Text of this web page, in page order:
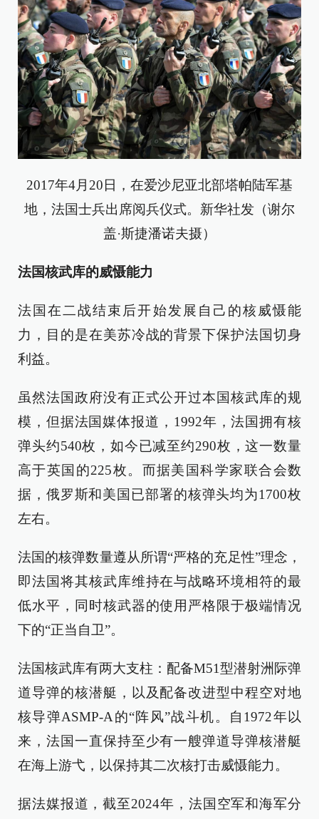
2017年4月20日，在爱沙尼亚北部塔帕陆军基
地，法国士兵出席阅兵仪式。新华社发（谢尔
盖·斯捷潘诺夫摄）
法国核武库的威慑能力
法国在二战结束后开始发展自己的核威慑能
力，目的是在美苏冷战的背景下保护法国切身
利益。
虽然法国政府没有正式公开过本国核武库的规
模，但据法国媒体报道，1992年，法国拥有核
弹头约540枚，如今已减至约290枚，这一数量
高于英国的225枚。而据美国科学家联合会数
据，俄罗斯和美国已部署的核弹头均为1700枚
左右。
法国的核弹数量遵从所谓“严格的充足性”理念，
即法国将其核武库维持在与战略环境相符的最
低水平，同时核武器的使用严格限于极端情况
下的“正当自卫”。
法国核武库有两大支柱：配备M51型潜射洲际弹
道导弹的核潜艇，以及配备改进型中程空对地
核导弹ASMP-A的“阵风”战斗机。自1972年以
来，法国一直保持至少有一艘弹道导弹核潜艇
在海上游弋，以保持其二次核打击威慑能力。
据法媒报道，截至2024年，法国空军和海军分